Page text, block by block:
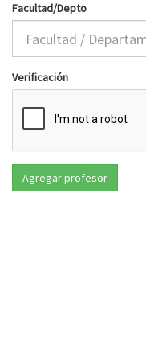
Facultad/Depto
Verificación